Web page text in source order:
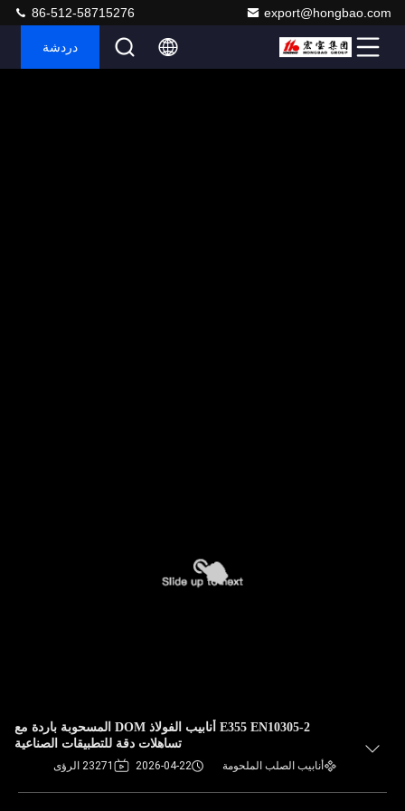
export@hongbao.com
86-512-58715276
دردشة
E355 EN10305-2 أنابيب الفولاذ DOM المسحوبة باردة مع
تساهلات دقة للتطبيقات الصناعية
أنابيب الصلب الملحومة 2026-04-22 23271 الرؤى